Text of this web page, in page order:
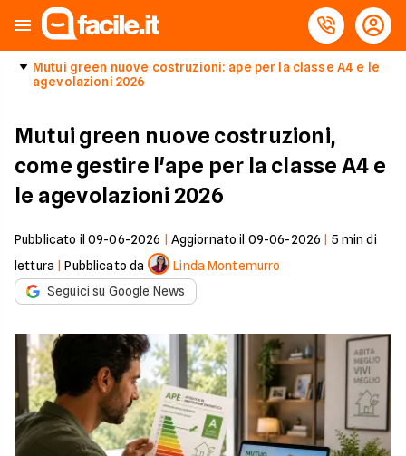
Mutui green nuove costruzioni: ape per la classe A4 e le
agevolazioni 2026
Mutui green nuove costruzioni,
come gestire l'ape per la classe A4 e
le agevolazioni 2026
Pubblicato il 09-06-2026 Aggiornato il 09-06-2026 5 min di
lettura |Pubblicato da
Linda Montemurro
Seguici su Google News